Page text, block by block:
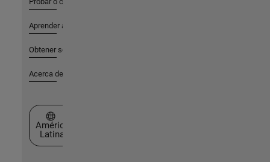
Aprender a utilizar
Obtener soporte
Acerca de MathWorks
Seleccione un país/idioma
América
Latina